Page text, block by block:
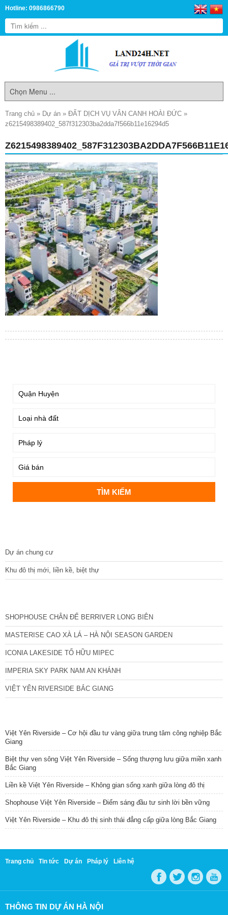
Hotline: 0986866790
Trang chủ » Dự án » ĐẤT DỊCH VỤ VÂN CANH HOÀI ĐỨC »
z6215498389402_587f312303ba2dda7f566b11e16294d5
Dự án chung cư
Khu đô thị mới, liền kề, biệt thự
SHOPHOUSE CHÂN ĐẾ BERRIVER LONG BIÊN
MASTERISE CAO XÀ LÁ – HÀ NỘI SEASON GARDEN
ICONIA LAKESIDE TỐ HỮU MIPEC
IMPERIA SKY PARK NAM AN KHÁNH
VIỆT YÊN RIVERSIDE BẮC GIANG
Việt Yên Riverside – Cơ hội đầu tư vàng giữa trung tâm công nghiệp Bắc
Giang
Biệt thự ven sông Việt Yên Riverside – Sống thượng lưu giữa miền xanh
Bắc Giang
Liền kề Việt Yên Riverside – Không gian sống xanh giữa lòng đô thị
Shophouse Việt Yên Riverside – Điểm sáng đầu tư sinh lời bền vững
Việt Yên Riverside – Khu đô thị sinh thái đẳng cấp giữa lòng Bắc Giang
Trang chủ Tin tức Dự án Pháp lý Liên hệ
THÔNG TIN DỰ ÁN HÀ NỘI